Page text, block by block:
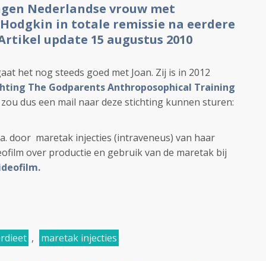
Nederlandse vrouw met
in totale remissie na eerdere
update 15 augustus 2010
het nog steeds goed met Joan. Zij is in 2012
The Godparents Anthroposophical Training
dus een mail naar deze stichting kunnen sturen:
door maretak injecties (intraveneus) van haar
over productie en gebruik van de maretak bij
, maretak injecties